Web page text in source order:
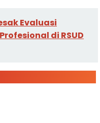
Evaluasi
di RSUD